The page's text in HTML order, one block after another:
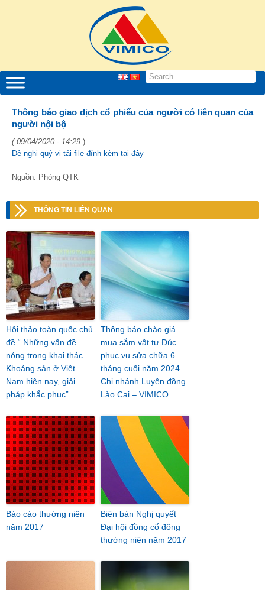
Thông báo giao dịch cổ phiếu của người có liên quan của
người nội bộ
( 09/04/2020 - 14:29 )
Đề nghị quý vị tải file đính kèm tại đây
Nguồn: Phòng QTK
THÔNG TIN LIÊN QUAN
Hội thảo toàn quốc chủ
đề “ Những vấn đề
nóng trong khai thác
Khoáng sản ở Việt
Nam hiện nay, giải
pháp khắc phục”
Thông báo chào giá
mua sắm vật tư Đúc
phục vụ sửa chữa 6
tháng cuối năm 2024
Chi nhánh Luyện đồng
Lào Cai – VIMICO
Báo cáo thường niên
năm 2017
Biên bản Nghị quyết
Đại hội đồng cổ đông
thường niên năm 2017